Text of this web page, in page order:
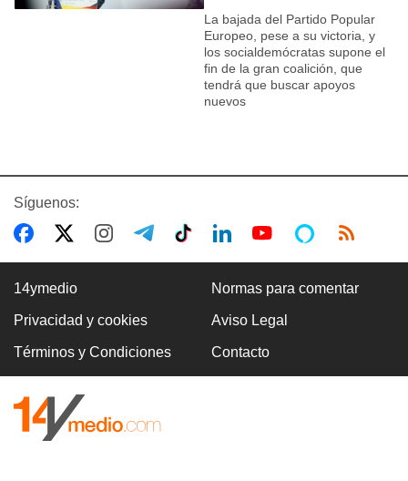
La bajada del Partido Popular
Europeo, pese a su victoria, y
los socialdemócratas supone el
fin de la gran coalición, que
tendrá que buscar apoyos
nuevos
Síguenos:
14ymedio Normas para comentar
Privacidad y cookies Aviso Legal
Términos y Condiciones Contacto